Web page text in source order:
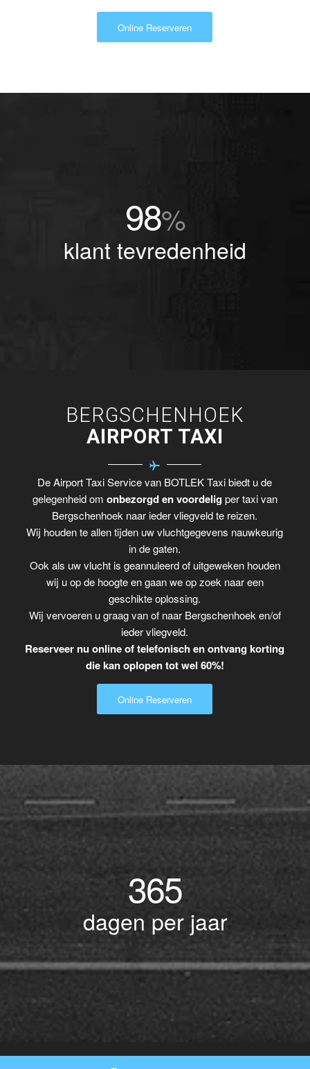
Online Reserveren
98%
klant tevredenheid
BERGSCHENHOEK
AIRPORT TAXI
De Airport Taxi Service van BOTLEK Taxi biedt u de
gelegenheid om onbezorgd en voordelig per taxi van
Bergschenhoek naar ieder vliegveld te reizen.
Wij houden te allen tijden uw vluchtgegevens nauwkeurig
in de gaten.
Ook als uw vlucht is geannuleerd of uitgeweken houden
wij u op de hoogte en gaan we op zoek naar een
geschikte oplossing.
Wij vervoeren u graag van of naar Bergschenhoek en/of
ieder vliegveld.
Reserveer nu online of telefonisch en ontvang korting
die kan oplopen tot wel 60%!
Online Reserveren
365
dagen per jaar